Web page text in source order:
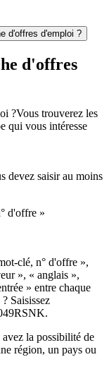
d'offres d'emploi ?
d'offres
?Vous trouverez les
qui vous intéresse
devez saisir au moins
d'offre »
clé, n° d'offre »,
», « anglais »,
» entre chaque
Saisissez
la possibilité de
région, un pays ou